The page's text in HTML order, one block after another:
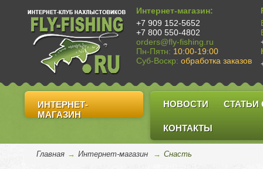
Интернет-магазин:
+7 909 152-5652
+7 800 550-4802
orders@fly-fishing.ru
Пн-Пятн: 10:00-19:00
Суб-Воскр: обработка заказов
ИНТЕРНЕТ-
МАГАЗИН
НОВОСТИ СТАТЬИ
КОНТАКТЫ
Главная → Интернет-магазин → Снасть